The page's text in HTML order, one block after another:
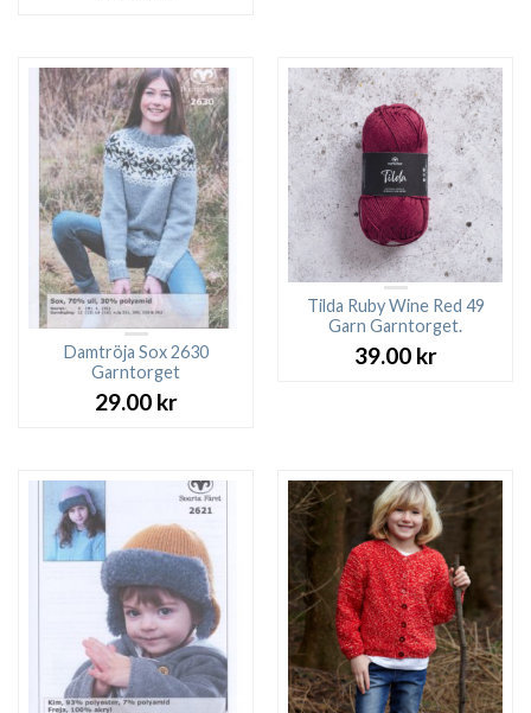
Damtröja Sox 2630
Garntorget
29.00 kr
Tilda Ruby Wine Red 49
Garn Garntorget.
39.00 kr